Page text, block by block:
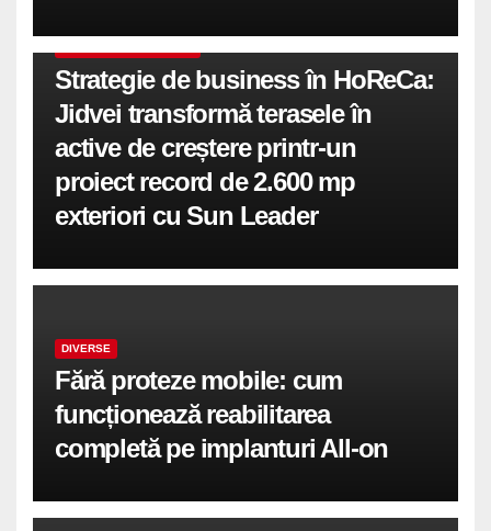
Strategie de business în HoReCa:
Jidvei transformă terasele în
active de creștere printr-un
proiect record de 2.600 mp
exteriori cu Sun Leader
DIVERSE
Fără proteze mobile: cum
funcționează reabilitarea
completă pe implanturi All-on